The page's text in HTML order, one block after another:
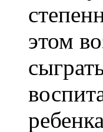
этом